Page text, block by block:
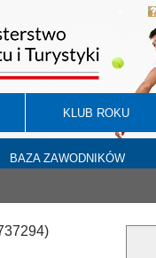
KLUB ROKU
BAZA ZAWODNIKÓW